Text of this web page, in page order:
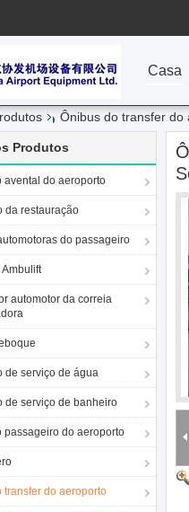
Casa
Ônibus do transfer do
Produtos
avental do aeroporto
da restauração
do passageiro
automotor da correia
de serviço de água
de serviço de banheiro
passageiro do aeroporto
transfer do aeroporto